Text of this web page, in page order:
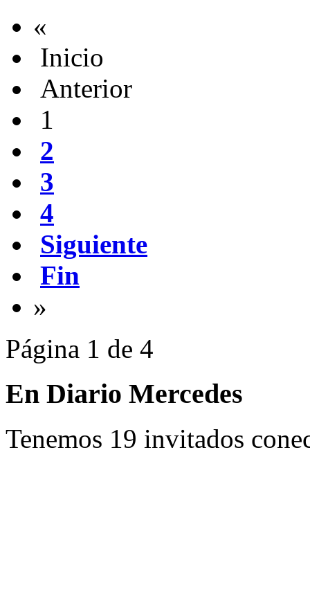
«
Inicio
Anterior
1
2
3
4
Siguiente
Fin
»
Página 1 de 4
En Diario Mercedes
Tenemos 19 invitados